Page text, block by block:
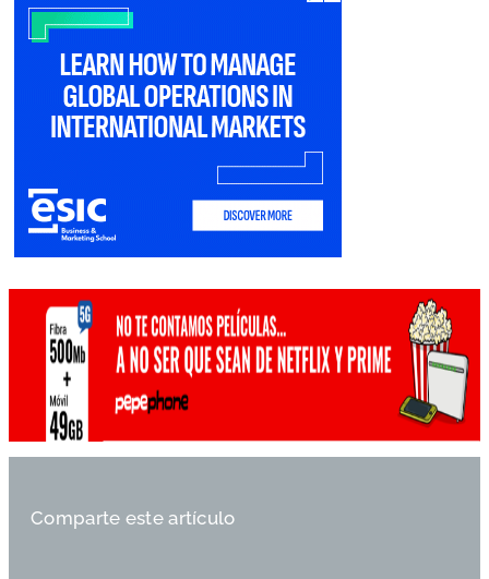
Comparte este artículo